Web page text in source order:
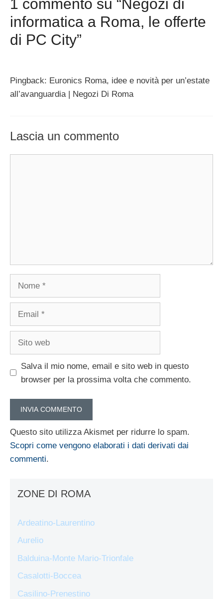
1 commento su “Negozi di
informatica a Roma, le offerte
di PC City”
Pingback: Euronics Roma, idee e novità per un’estate
all’avanguardia | Negozi Di Roma
Lascia un commento
Nome
Email
Sito
Salva il mio nome, email e sito web in questo
browser per la prossima volta che commento.
Questo sito utilizza Akismet per ridurre lo spam.
Scopri come vengono elaborati i dati derivati dai
commenti.
ZONE DI ROMA
Ardeatino-Laurentino
Aurelio
Balduina-Monte Mario-Trionfale
Casalotti-Boccea
Casilino-Prenestino